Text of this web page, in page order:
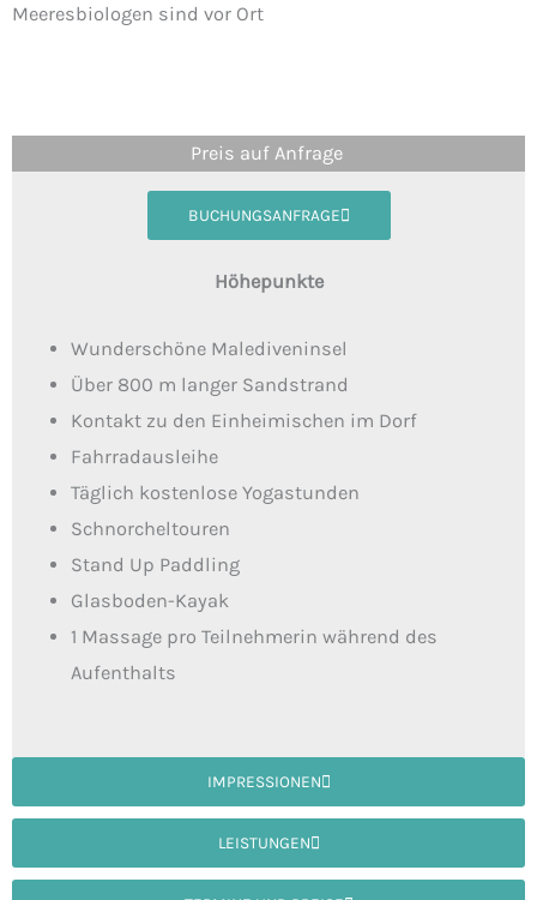
Meeresbiologen sind vor Ort
Preis auf Anfrage
BUCHUNGSANFRAGE
Höhepunkte
Wunderschöne Malediveninsel
Über 800 m langer Sandstrand
Kontakt zu den Einheimischen im Dorf
Fahrradausleihe
Täglich kostenlose Yogastunden
Schnorcheltouren
Stand Up Paddling
Glasboden-Kayak
1 Massage pro Teilnehmerin während des
Aufenthalts
IMPRESSIONEN
LEISTUNGEN